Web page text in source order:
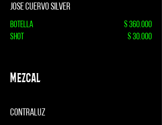
JOSE CUERVO SILVER
Botella
$ 360.000
Shot
$ 30.000
Mezcal
CONTRALUZ